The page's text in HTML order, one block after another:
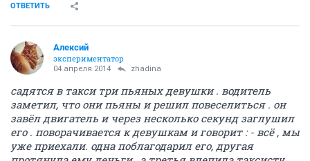
ОТВЕТИТЬ
Алексий
экспериментатор
04 апреля 2014 zhadina
садятся в такси три пьяных девушки . водитель
заметил, что они пьяны и решил повеселиться . он
завёл двигатель и через несколько секунд заглушил
его . поворачивается к девушкам и говорит : - всё , мы
уже приехали. одна поблагодарил его, другая